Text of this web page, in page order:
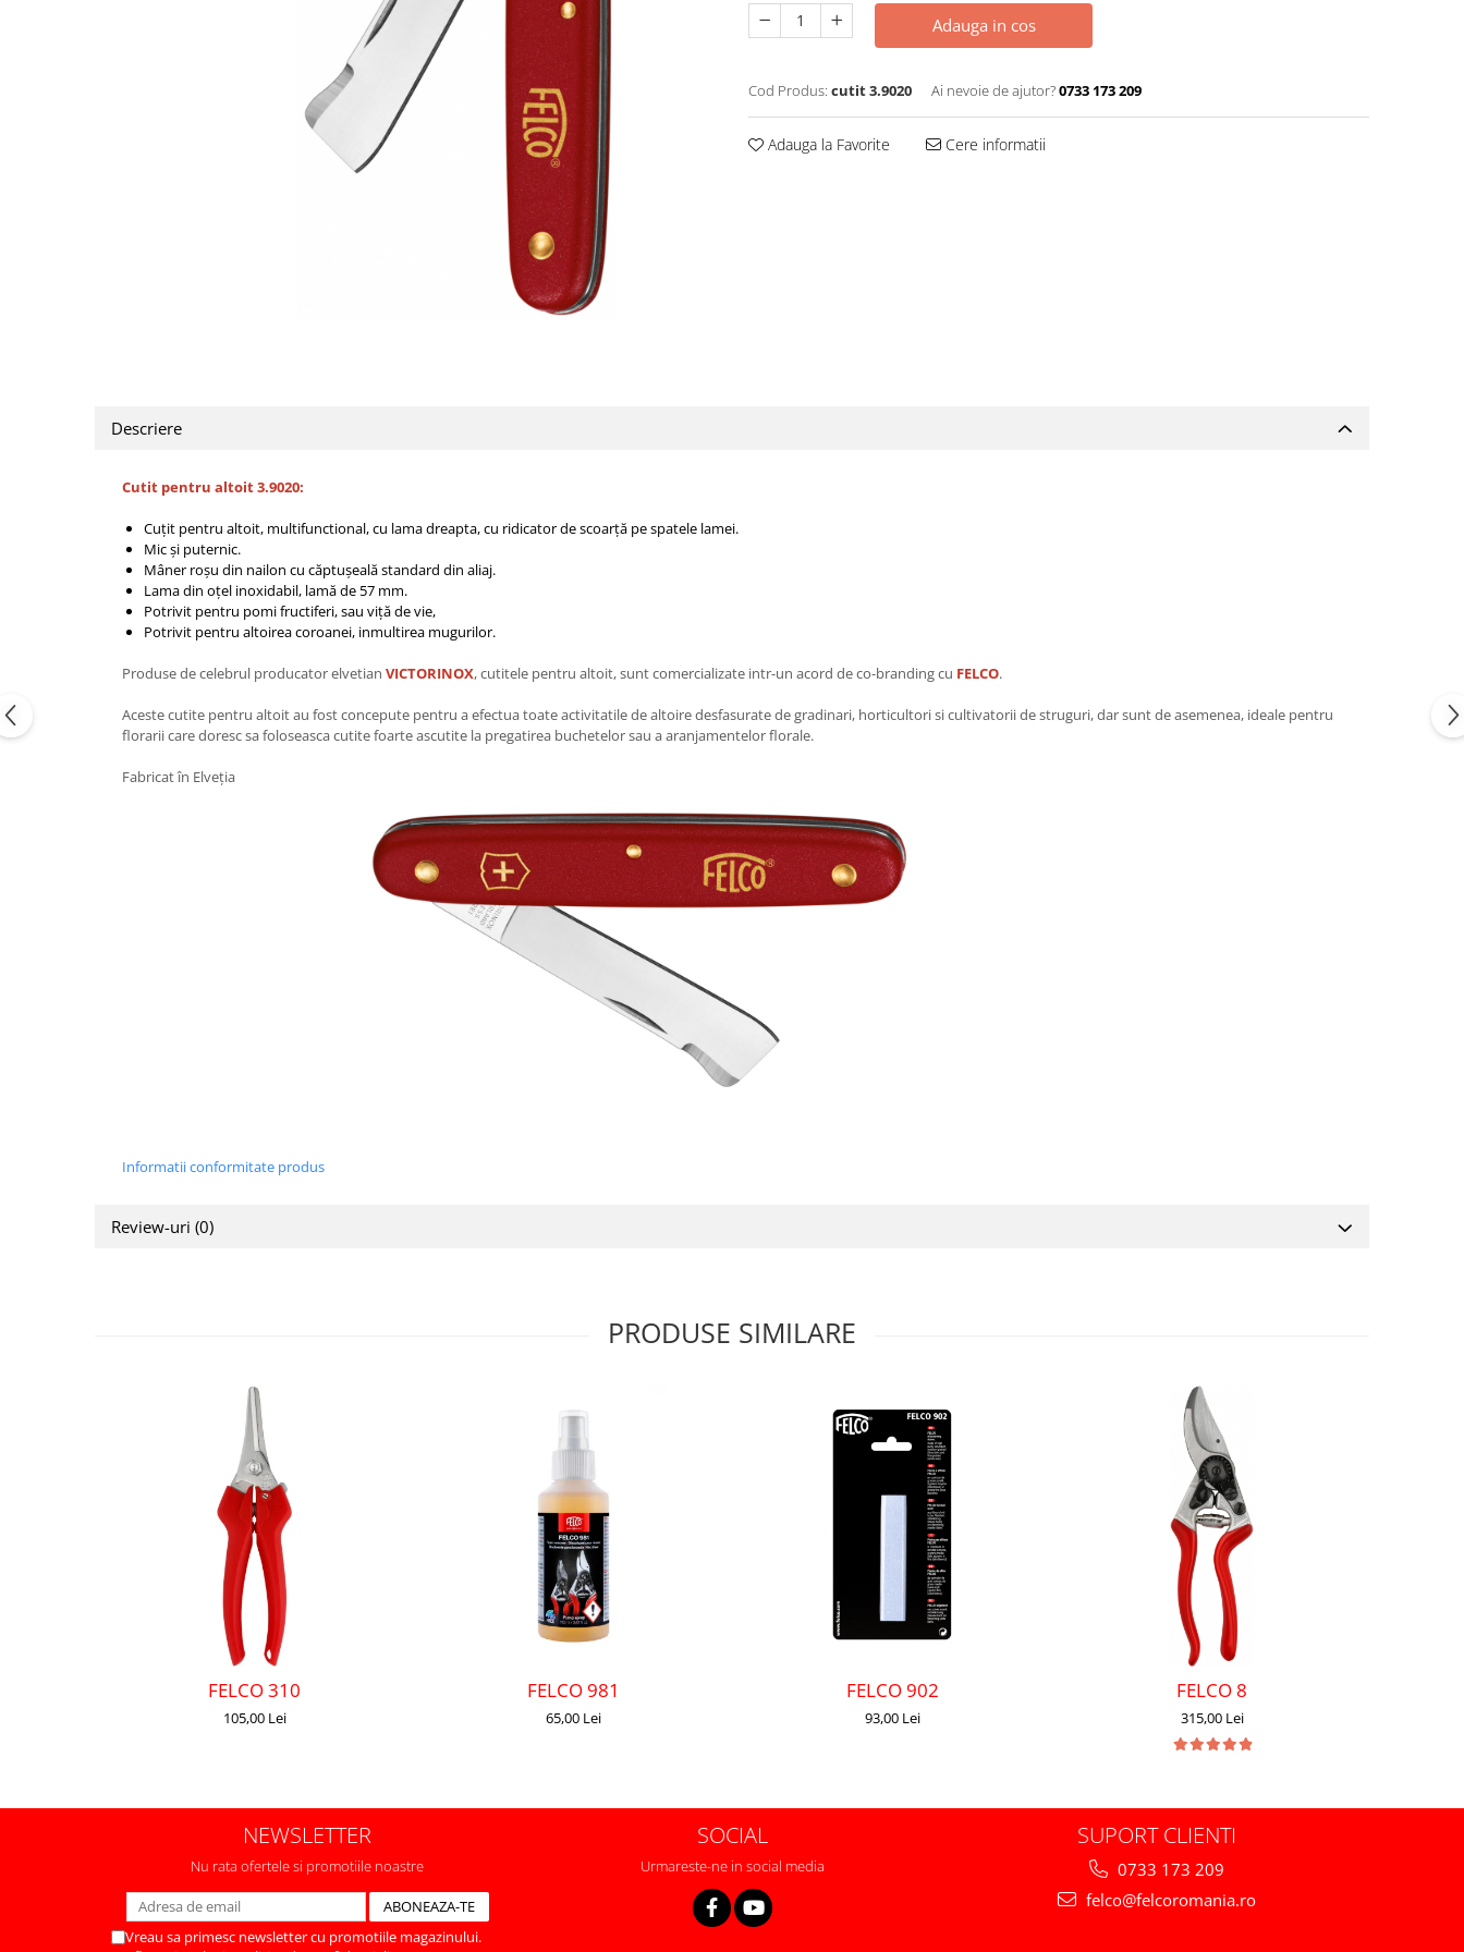
Adauga in cos
Cod Produs: cutit 3.9020 Ai nevoie de ajutor?0733 173 209
Adauga la Favorite Cere informatii
Descriere
Cutit pentru altoit 3.9020:
Cuțit pentru altoit, multifunctional, cu lama dreapta, cu ridicator de scoarță pe spatele lamei.
Mic și puternic.
Mâner roșu din nailon cu căptușeală standard din aliaj.
Lama din oțel inoxidabil, lamă de 57 mm.
Potrivit pentru pomi fructiferi, sau viță de vie,
Potrivit pentru altoirea coroanei, inmultirea mugurilor.
Produse de celebrul producator elvetian VICTORINOX, cutitele pentru altoit, sunt comercializate intr-un acord de co-branding cu FELCO.
Aceste cutite pentru altoit au fost concepute pentru a efectua toate activitatile de altoire desfasurate de gradinari, horticultori si cultivatorii de struguri, dar sunt de asemenea, ideale pentru
florarii care doresc sa foloseasca cutite foarte ascutite la pregatirea buchetelor sau a aranjamentelor florale.​
Fabricat în Elveția
Informatii conformitate produs
Review-uri (0)
PRODUSE SIMILARE
FELCO 310
105,00 Lei
FELCO 981
65,00 Lei
FELCO 902
93,00 Lei
FELCO 8
315,00 Lei
NEWSLETTER
Nu rata ofertele si promotiile noastre
Vreau sa primesc newsletter cu promotiile magazinului.
SOCIAL
Urmareste-ne in social media
SUPORT CLIENTI
0733 173 209
felco@felcoromania.ro